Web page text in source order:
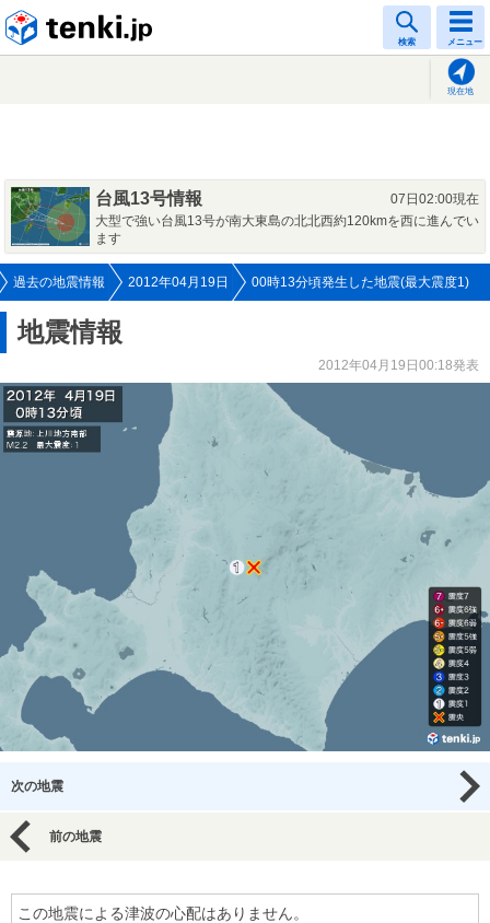
検索 メニュー
現在地
台風13号情報
07日02:00現在
大型で強い台風13号が南大東島の北北西約120kmを西に進んでい
ます
過去の地震情報 2012年04月19日 00時13分頃発生した地震(最大震度1)
地震情報
2012年04月19日00:18発表
次の地震
前の地震
この地震による津波の心配はありません。